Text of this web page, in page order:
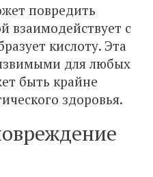
повредить
взаимодействует с
кислоту. Эта
для любых
быть крайне
здоровья.